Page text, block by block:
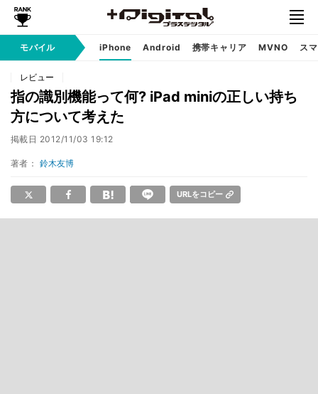
モバイル iPhone Android 携帯キャリア MVNO ス
レビュー
指の識別機能って何? iPad miniの正しい持ち
方について考えた
掲載日 2012/11/03 19:12
著者： 鈴木友博
URLをコピー